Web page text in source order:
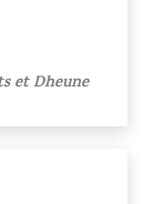
et Dheune